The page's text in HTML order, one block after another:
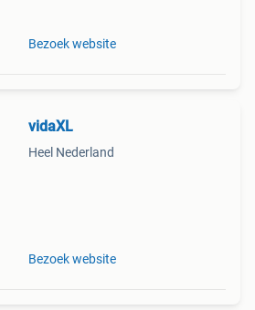
Bezoek website
vidaXL
Heel Nederland
Bezoek website